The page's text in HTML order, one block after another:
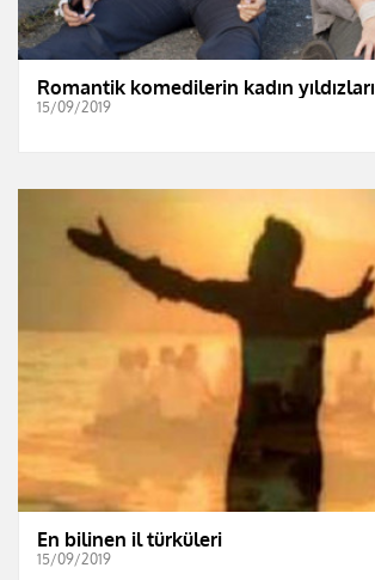
Romantik komedilerin kadın yıldızları
15/09/2019
En bilinen il türküleri
15/09/2019